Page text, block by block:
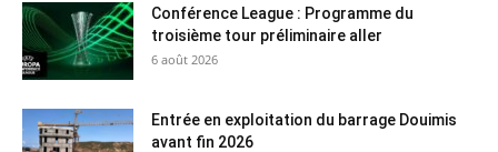
Conférence League : Programme du
troisième tour préliminaire aller
6 août 2026
Entrée en exploitation du barrage Douimis
avant fin 2026